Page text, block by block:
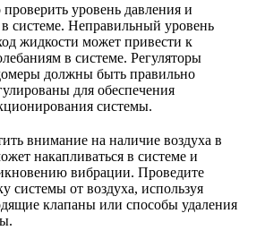
уровень давления и
системе. Неправильный уровень
жидкости может привести к
в системе. Регуляторы
должны быть правильно
для обеспечения
системы.
внимание на наличие воздуха в
накапливаться в системе и
вибрации. Проведите
системы от воздуха, используя
клапаны или способы удаления